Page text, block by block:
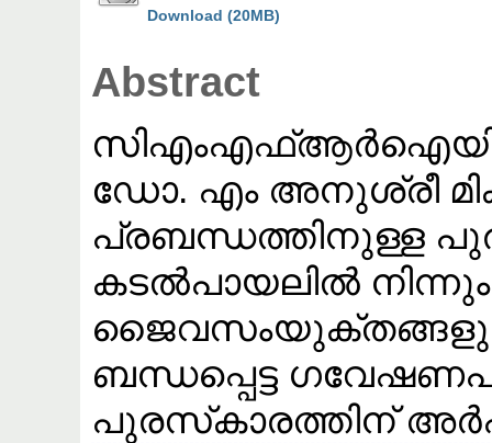
Download (20MB)
Abstract
ഡോ. എം അനുശ്രീ
പ്രബന്ധത്തിനുള്ള
കടൽപായലിൽ നിന്നും
ബന്ധപ്പെട്ട
പുരസ്‌കാരത്തിന്